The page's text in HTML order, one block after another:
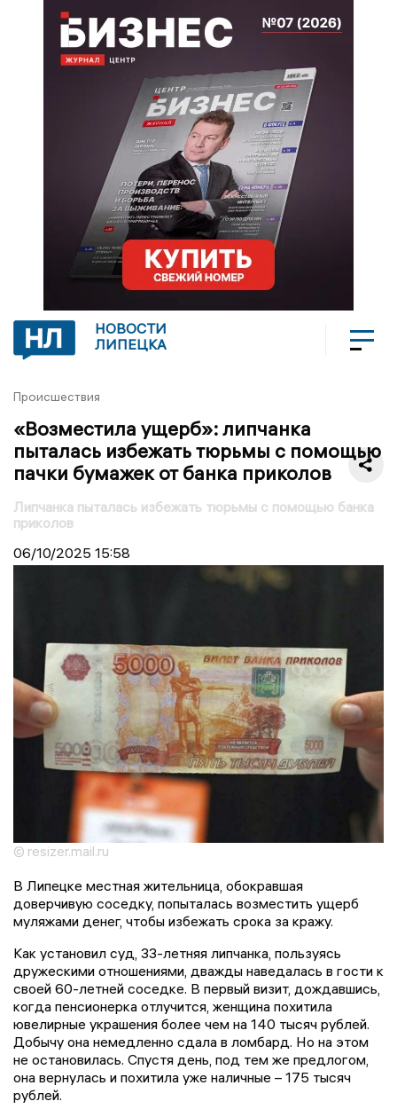
НОВОСТИ
ЛИПЕЦКА
Происшествия
«Возместила ущерб»: липчанка
пыталась избежать тюрьмы с помощью
пачки бумажек от банка приколов
Липчанка пыталась избежать тюрьмы с помощью банка
приколов
06/10/2025 15:58
© resizer.mail.ru
В Липецке местная жительница, обокравшая
доверчивую соседку, попыталась возместить ущерб
муляжами денег, чтобы избежать срока за кражу.
Как установил суд, 33-летняя липчанка, пользуясь
дружескими отношениями, дважды наведалась в гости к
своей 60-летней соседке. В первый визит, дождавшись,
когда пенсионерка отлучится, женщина похитила
ювелирные украшения более чем на 140 тысяч рублей.
Добычу она немедленно сдала в ломбард. Но на этом
не остановилась. Спустя день, под тем же предлогом,
она вернулась и похитила уже наличные – 175 тысяч
рублей.